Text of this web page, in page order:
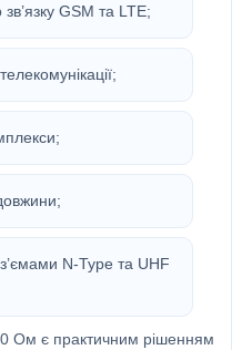
GSM та LTE;
N-Type та UHF
Ом є практичним рішенням